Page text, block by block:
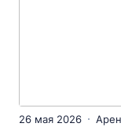
26 мая 2026